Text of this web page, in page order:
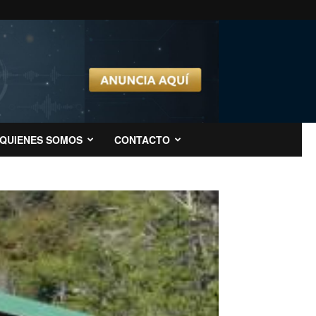
QUIENES SOMOS CONTACTO